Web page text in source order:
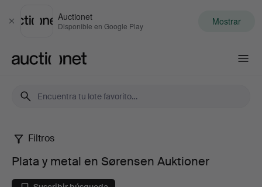
Cerrar
Auctionet
Disponible en Google Play Mostrar
Plata
Filtros
Plata y metal en Sørensen Auktioner